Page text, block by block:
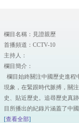
欄目名稱：見證親歷
首播頻道：CCTV-10
主持人：
欄目簡介：
欄目始終關注中國歷史進程
現象，在緊跟時代脈搏，關
史、貼近歷史。追尋歷史真
目所播出的紀錄片涵蓋了中
[查看全部]